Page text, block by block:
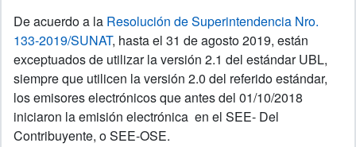
De acuerdo a la Resolución de Superintendencia Nro.
133-2019/SUNAT, hasta el 31 de agosto 2019, están
exceptuados de utilizar la versión 2.1 del estándar UBL,
siempre que utilicen la versión 2.0 del referido estándar,
los emisores electrónicos que antes del 01/10/2018
iniciaron la emisión electrónica en el SEE- Del
Contribuyente, o SEE-OSE.